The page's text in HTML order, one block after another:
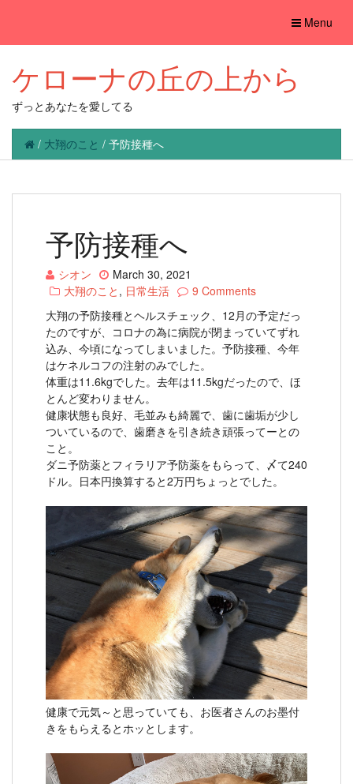
Toggle
Menu
ケローナの丘の上から
ずっとあなたを愛してる
/ 大翔のこと / 予防接種へ
予防接種へ
シオン
March 30, 2021
大翔のこと , 日常生活
9 Comments
大翔の予防接種とヘルスチェック、12月の予定だっ
たのですが、コロナの為に病院が閉まっていてずれ
込み、今頃になってしまいました。予防接種、今年
はケネルコフの注射のみでした。
体重は11.6kgでした。去年は11.5kgだったので、ほ
とんど変わりません。
健康状態も良好、毛並みも綺麗で、歯に歯垢が少し
ついているので、歯磨きを引き続き頑張ってーとの
こと。
ダニ予防薬とフィラリア予防薬をもらって、〆て240
ドル。日本円換算すると2万円ちょっとでした。
健康で元気～と思っていても、お医者さんのお墨付
きをもらえるとホッとします。